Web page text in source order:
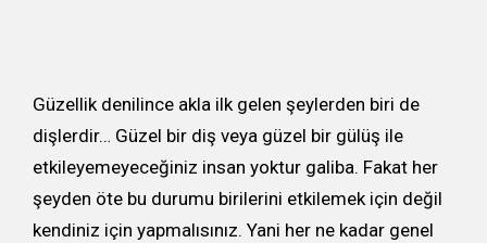
Güzellik denilince akla ilk gelen şeylerden biri de
dişlerdir… Güzel bir diş veya güzel bir gülüş ile
etkileyemeyeceğiniz insan yoktur galiba. Fakat her
şeyden öte bu durumu birilerini etkilemek için değil
kendiniz için yapmalısınız. Yani her ne kadar genel